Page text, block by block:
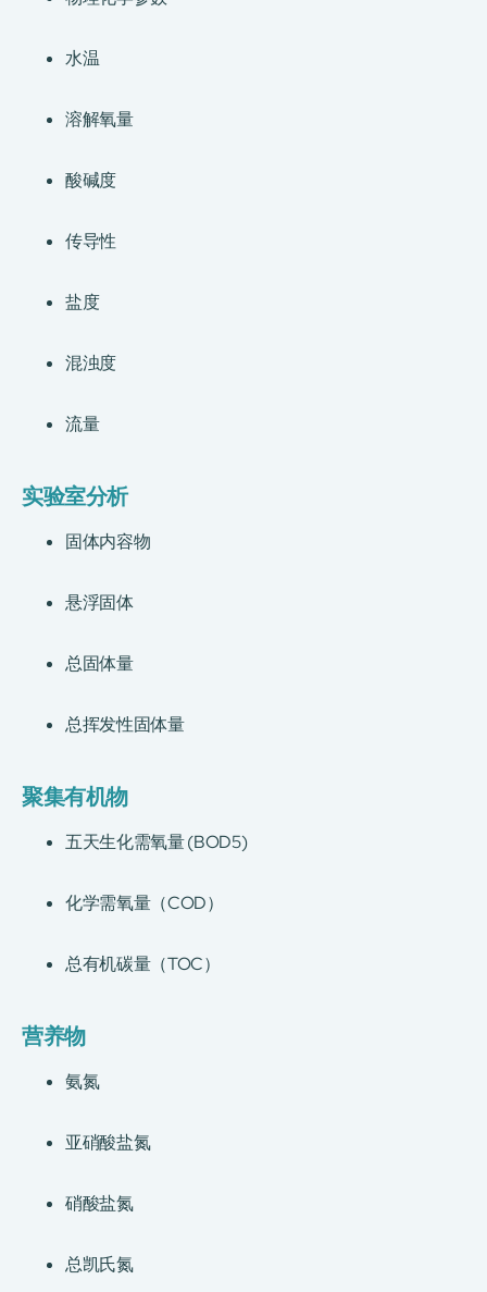
水温
溶解氧量
酸碱度
传导性
盐度
混浊度
流量
实验室分析
固体内容物
悬浮固体
总固体量
总挥发性固体量
聚集有机物
五天生化需氧量 (BOD5)
化学需氧量（COD）
总有机碳量（TOC）
营养物
氨氮
亚硝酸盐氮
硝酸盐氮
总凯氏氮